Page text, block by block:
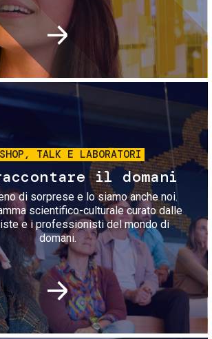
Immagine
TALK E LABORATORI
il domani
di sorprese e lo siamo anche noi.
scientifico-culturale curato dalle
e i professionisti del mondo di
domani.